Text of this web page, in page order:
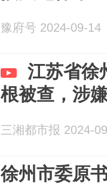
豫府号 2024-09-14
江苏省徐
根被查，涉
三湘都市报 2024-
徐州市委原